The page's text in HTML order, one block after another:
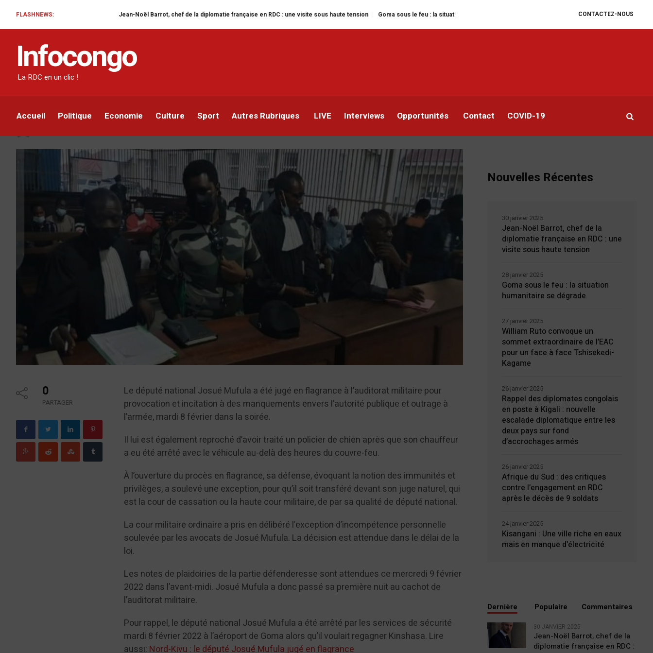
CONTACTEZ-NOUS
FLASHNEWS: Jean-Noël Barrot, chef de la diplomatie française en RDC : une visite sous haute tension Goma sous le feu : la situation humanitaire se dégrade William Ruto convoque un sommet extraordinaire de
Infocongo
La RDC en un clic !
Accueil Politique Economie Culture Sport Autres Rubriques LIVE Interviews Opportunités Contact COVID-19
Goma : le député Josué Mufula poursuivi pour
incitation à des manquements envers l’autorité
0
PARTAGER
Le député national Josué Mufula a été jugé en flagrance à l’auditorat militaire pour
provocation et incitation à des manquements envers l’autorité publique et outrage à
l’armée, mardi 8 février dans la soirée.
Il lui est également reproché d’avoir traité un policier de chien après que son chauffeur
a eu été arrêté avec le véhicule au-delà des heures du couvre-feu.
À l’ouverture du procès en flagrance, sa défense, évoquant la notion des immunités et
privilèges, a soulevé une exception, pour qu’il soit transféré devant son juge naturel, qui
est la cour de cassation ou la haute cour militaire, de par sa qualité de député national.
La cour militaire ordinaire a pris en délibéré l’exception d’incompétence personnelle
soulevée par les avocats de Josué Mufula. La décision est attendue dans le délai de la
loi.
Les notes de plaidoiries de la partie défenderesse sont attendues ce mercredi 9 février
2022 dans l’avant-midi. Josué Mufula a donc passé sa première nuit au cachot de
l’auditorat militaire.
Pour rappel, le député national Josué Mufula a été arrêté par les services de sécurité
mardi 8 février 2022 à l’aéroport de Goma alors qu’il voulait regagner Kinshasa. Lire
aussi: Nord-Kivu : le député Josué Mufula jugé en flagrance
Nouvelles Récentes
Jean-Noël Barrot, chef de la
diplomatie française en RDC : une
visite sous haute tension
30 janvier 2025
Goma sous le feu : la situation
humanitaire se dégrade
28 janvier 2025
William Ruto convoque un
sommet extraordinaire de l’EAC
pour un face à face Tshisekedi-
Kagame
27 janvier 2025
Rappel des diplomates congolais
en poste à Kigali : nouvelle
escalade diplomatique entre les
deux pays sur fond
d’accrochages armés
26 janvier 2025
Afrique du Sud : des critiques
contre l’engagement en RDC
après le décès de 9 soldats
26 janvier 2025
Kisangani : Une ville riche en eaux
mais en manque d’électricité
24 janvier 2025
Dernière Populaire Commentaires
30 JANVIER 2025
Jean-Noël Barrot, chef de la
diplomatie française en RDC :